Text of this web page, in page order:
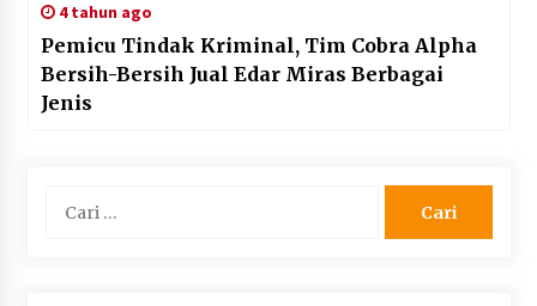
4 tahun ago
Pemicu Tindak Kriminal, Tim Cobra Alpha
Bersih-Bersih Jual Edar Miras Berbagai
Jenis
untuk: